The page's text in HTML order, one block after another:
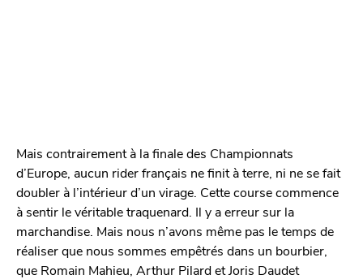
Mais contrairement à la finale des Championnats
d’Europe, aucun rider français ne finit à terre, ni ne se fait
doubler à l’intérieur d’un virage. Cette course commence
à sentir le véritable traquenard. Il y a erreur sur la
marchandise. Mais nous n’avons même pas le temps de
réaliser que nous sommes empêtrés dans un bourbier,
que Romain Mahieu, Arthur Pilard et Joris Daudet